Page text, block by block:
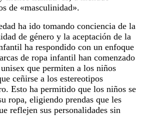
de «masculinidad».
ha ido tomando conciencia de la
de género y la aceptación de la
ha respondido con un enfoque
de ropa infantil han comenzado
que permiten a los niños
ceñirse a los estereotipos
Esto ha permitido que los niños se
ropa, eligiendo prendas que les
reflejen sus personalidades sin